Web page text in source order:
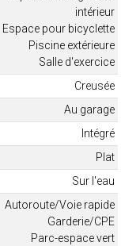
intérieur
Espace pour bicyclette
Piscine extérieure
Salle d'exercice
Creusée
Au garage
Intégré
Plat
Sur l'eau
Autoroute/Voie rapide
Garderie/CPE
Parc-espace vert